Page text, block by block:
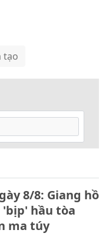
tạo
8/8: Giang hồ
'bịp' hầu tòa
ma túy